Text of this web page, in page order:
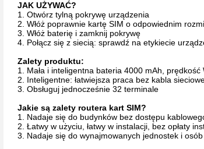
JAK UŻYWAĆ?
1. Otwórz tylną pokrywę urządzenia
2. Włóż poprawnie kartę SIM o odpowiednim
3. Włóż baterię i zamknij pokrywę
4. Połącz się z siecią: sprawdź na etykiecie
Zalety produktu:
1. Mała i inteligentna bateria 4000 mAh,
2. Inteligentne: łatwiejsza praca bez kabla
3. Obsługuj jednocześnie 32 terminale
Jakie są zalety routera kart SIM?
1. Nadaje się do budynków bez dostępu
2. Łatwy w użyciu, łatwy w instalacji, bez opłaty
3. Nadaje się do wynajmowanych jednostek i